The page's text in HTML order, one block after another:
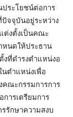
ประโยชน์ต่อการ
จจุบันอยู่ระหว่าง
ต่งตั้งเป็นคณะ
หนดให้ประธาน
งที่ดํารงตําแหน่งอ
ตําแหน่งเพื่อ
ณะกรรมการการ
การเตรียมการ
รักษาความสงบ